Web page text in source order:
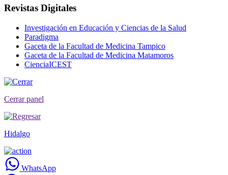
Revistas Digitales
Investigación en Educación y Ciencias de la Salud
Paradigma
Gaceta de la Facultad de Medicina Tampico
Gaceta de la Facultad de Medicina Matamoros
CienciaICEST
Cerrar panel
Hidalgo
WhatsApp